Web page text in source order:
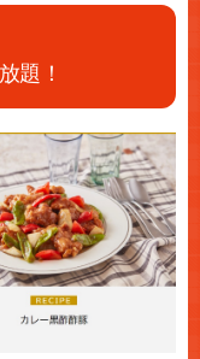
題！